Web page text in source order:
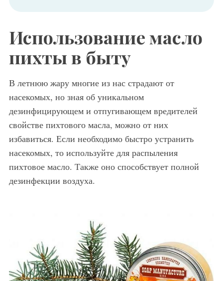
Использование масло
пихты в быту
В летнюю жару многие из нас страдают от
насекомых, но зная об уникальном
дезинфицирующем и отпугивающем вредителей
свойстве пихтового масла, можно от них
избавиться. Если необходимо быстро устранить
насекомых, то используйте для распыления
пихтовое масло. Также оно способствует полной
дезинфекции воздуха.